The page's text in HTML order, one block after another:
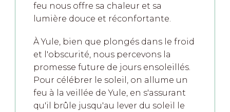
feu nous offre sa chaleur et sa
lumière douce et réconfortante.
À Yule, bien que plongés dans le froid
et l'obscurité, nous percevons la
promesse future de jours ensoleillés.
Pour célébrer le soleil, on allume un
feu à la veillée de Yule, en s'assurant
qu'il brûle jusqu'au lever du soleil le